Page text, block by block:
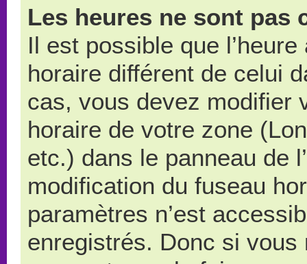
Les heures ne sont pas
Il est possible que
horaire différent de celui
cas, vous devez modifier
horaire de votre zone
etc.) dans le panneau de
modification du fuseau
paramètres n’est
enregistrés. Donc si vous